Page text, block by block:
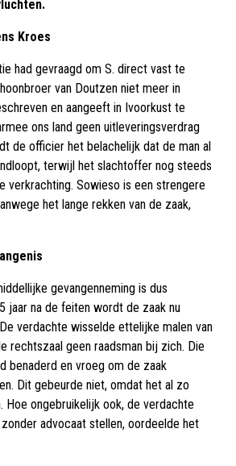
Kroes
had gevraagd om S. direct vast te
van Doutzen niet meer in
en aangeeft in Ivoorkust te
ons land geen uitleveringsverdrag
de officier het belachelijk dat de man al
terwijl het slachtoffer nog steeds
verkrachting. Sowieso is een strengere
het lange rekken van de zaak,
gevangenneming is dus
jaar na de feiten wordt de zaak nu
verdachte wisselde ettelijke malen van
rechtszaal geen raadsman bij zich. Die
benaderd en vroeg om de zaak
Dit gebeurde niet, omdat het al zo
Hoe ongebruikelijk ook, de verdachte
advocaat stellen, oordeelde het